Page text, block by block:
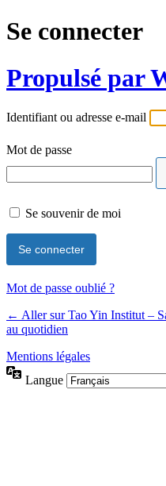
Se connecter
Propulsé par
Identifiant ou adresse e-mail
Mot de passe
Se souvenir de moi
Mot de passe oublié ?
← Aller sur Tao Yin Institut –
au quotidien
Mentions légales
Langue